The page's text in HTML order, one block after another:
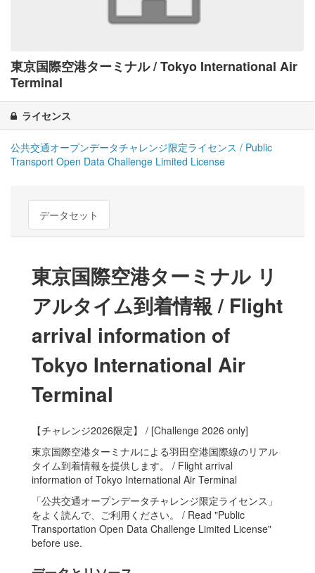
東京国際空港ターミナル / Tokyo International Air
Terminal
ライセンス
公共交通オープンデータチャレンジ限定ライセンス / Public
Transport Open Data Challenge Limited License
データセット
東京国際空港ターミナル リ
アルタイム到着情報 / Flight
arrival information of
Tokyo International Air
Terminal
【チャレンジ2026限定】 / [Challenge 2026 only]
東京国際空港ターミナルによる羽田空港国際線のリアル
タイム到着情報を提供します。 / Flight arrival
information of Tokyo International Air Terminal
「公共交通オープンデータチャレンジ限定ライセンス」
をよく読んで、ご利用ください。 / Read "Public
Transportation Open Data Challenge Limited License"
before use.